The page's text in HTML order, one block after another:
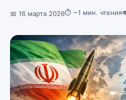
📅 16 марта 2026⏱ ~1 мин. чтения